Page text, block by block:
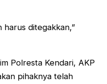
harus ditegakkan,”
Polresta Kendari, AKP
pihaknya telah